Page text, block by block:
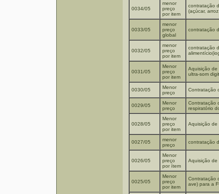
0034/05
menor
preço
por item
contratação
(açúcar,
0033/05
menor
preço
global
contratação
0032/05
menor
preço
por item
contratação
0031/05
Menor
preço
por item
Aquisição de
ultra-som
0030/05
Menor
preço
Contratação
0029/05
Menor
preço
Contratação
respiratório
0028/05
Menor
preço
por item
Aquisição de
0027/05
menor
preço
contratação
0026/05
Menor
preço
por ítem
Aquisição de
0025/05
Menor
preço
por item
Contratação
ave) para a